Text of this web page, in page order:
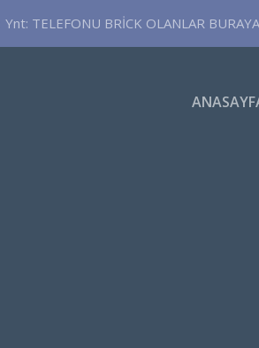
Ynt: TELEFONU BRİCK OLANLAR